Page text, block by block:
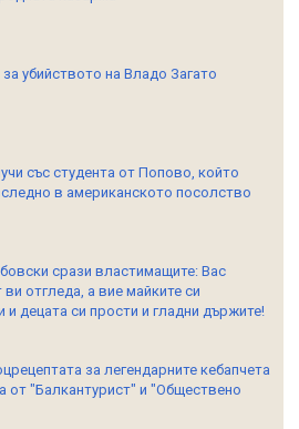
убийството на Владо Загато
със студента от Попово, който
в американското посолство
срази властимащите: Вас
отгледа, а вие майките си
и децата си прости и гладни държите!
за легендарните кебапчета
от "Балкантурист" и "Обществено